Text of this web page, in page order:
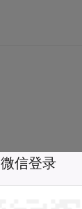
微信登录